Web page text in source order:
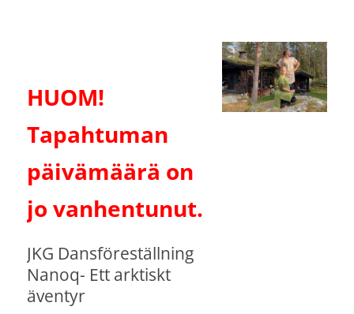
HUOM!
Tapahtuman
päivämäärä on
jo vanhentunut.
JKG Dansföreställning
Nanoq- Ett arktiskt
äventyr